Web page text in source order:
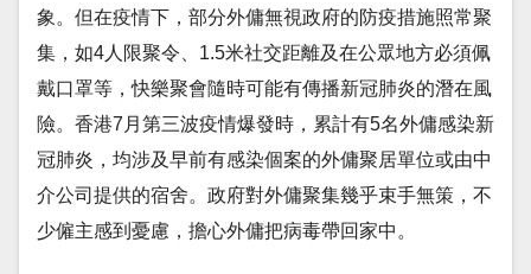
象。但在疫情下，部分外傭無視政府的防疫措施照常聚
集，如4人限聚令、1.5米社交距離及在公眾地方必須佩
戴口罩等，快樂聚會隨時可能有傳播新冠肺炎的潛在風
險。香港7月第三波疫情爆發時，累計有5名外傭感染新
冠肺炎，均涉及早前有感染個案的外傭聚居單位或由中
介公司提供的宿舍。政府對外傭聚集幾乎束手無策，不
少僱主感到憂慮，擔心外傭把病毒帶回家中。